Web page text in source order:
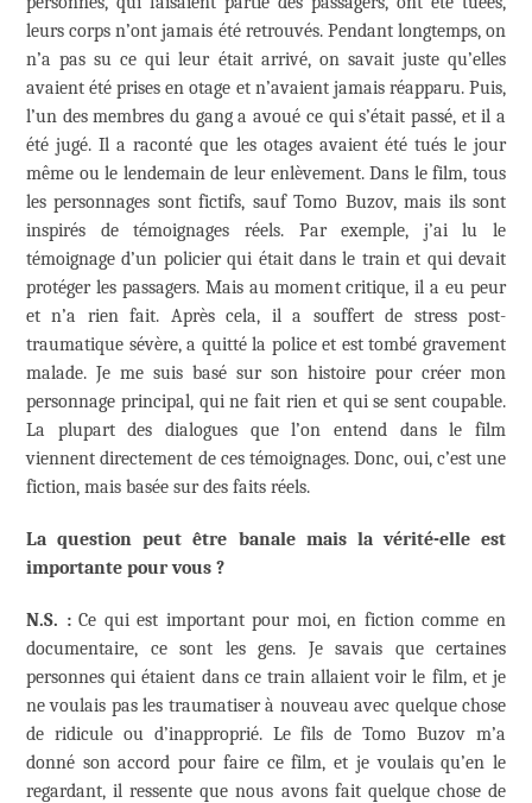
leurs corps n’ont jamais été retrouvés. Pendant longtemps, on
n’a pas su ce qui leur était arrivé, on savait juste qu’elles
avaient été prises en otage et n’avaient jamais réapparu. Puis,
l’un des membres du gang a avoué ce qui s’était passé, et il a
été jugé. Il a raconté que les otages avaient été tués le jour
même ou le lendemain de leur enlèvement. Dans le film, tous
les personnages sont fictifs, sauf Tomo Buzov, mais ils sont
inspirés de témoignages réels. Par exemple, j’ai lu le
témoignage d’un policier qui était dans le train et qui devait
protéger les passagers. Mais au moment critique, il a eu peur
et n’a rien fait. Après cela, il a souffert de stress post-
traumatique sévère, a quitté la police et est tombé gravement
malade. Je me suis basé sur son histoire pour créer mon
personnage principal, qui ne fait rien et qui se sent coupable.
La plupart des dialogues que l’on entend dans le film
viennent directement de ces témoignages. Donc, oui, c’est une
fiction, mais basée sur des faits réels.
La question peut être banale mais la vérité-elle est
importante pour vous ?
N.S. :Ce qui est important pour moi, en fiction comme en
documentaire, ce sont les gens. Je savais que certaines
personnes qui étaient dans ce train allaient voir le film, et je
ne voulais pas les traumatiser à nouveau avec quelque chose
de ridicule ou d’inapproprié. Le fils de Tomo Buzov m’a
donné son accord pour faire ce film, et je voulais qu’en le
regardant, il ressente que nous avons fait quelque chose de